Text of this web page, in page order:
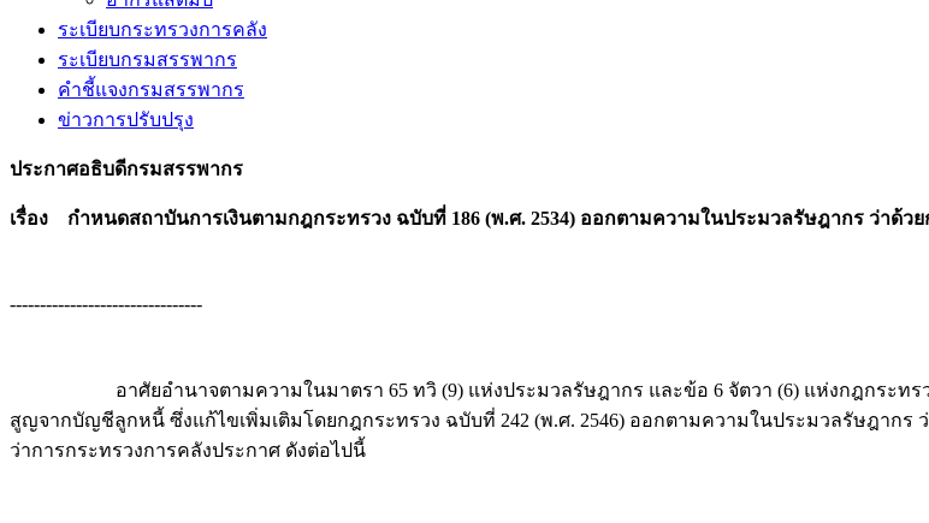
ระเบียบกระทรวงการคลัง
ระเบียบกรมสรรพากร
คำชี้แจงกรมสรรพากร
ข่าวการปรับปรุง
ประกาศอธิบดีกรมสรรพากร
เรื่อง กำหนดสถาบันการเงินตามกฎกระทรวง ฉบับที่ 186 (พ.ศ. 2534) ออกตามความในประมวลรัษฎากร ว่าด้ว
--------------------------------
อาศัยอำนาจตามความในมาตรา 65 ทวิ (9) แห่งประมวลรัษฎากร และข้อ 6 จัตวา (6) แห่งกฎกระทรวง
สูญจากบัญชีลูกหนี้ ซึ่งแก้ไขเพิ่มเติมโดยกฎกระทรวง ฉบับที่ 242 (พ.ศ. 2546) ออกตามความในประมวลรัษฎา
ว่าการกระทรวงการคลังประกาศ ดังต่อไปนี้